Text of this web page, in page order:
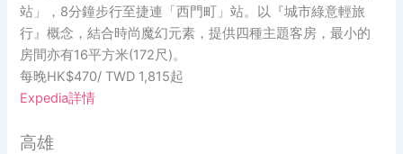
站」，8分鐘步行至捷連「西門町」站。以『城市綠意輕旅
行』概念，結合時尚魔幻元素，提供四種主題客房，最小的
房間亦有16平方米(172尺)。
每晚HK$470/ TWD 1,815起
Expedia詳情
高雄